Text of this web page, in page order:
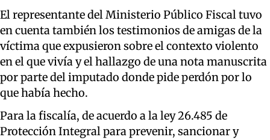
El representante del Ministerio Público Fiscal tuvo
en cuenta también los testimonios de amigas de la
víctima que expusieron sobre el contexto violento
en el que vivía y el hallazgo de una nota manuscrita
por parte del imputado donde pide perdón por lo
que había hecho.
Para la fiscalía, de acuerdo a la ley 26.485 de
Protección Integral para prevenir, sancionar y